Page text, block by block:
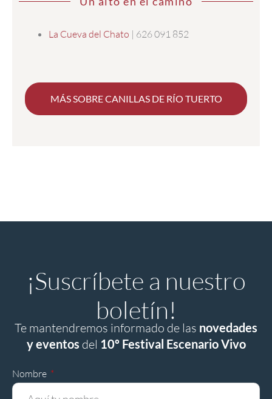
La Cueva del Chato | 626 091 852
MÁS SOBRE CANILLAS DE RÍO TUERTO
¡Suscríbete a nuestro
boletín!
Te mantendremos informado de las novedades
y eventos del 10º Festival Escenario Vivo
Nombre